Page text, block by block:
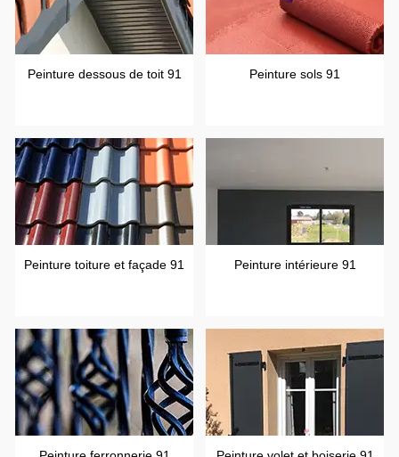
Peinture dessous de toit 91 Peinture sols 91
Peinture toiture et façade 91 Peinture intérieure 91